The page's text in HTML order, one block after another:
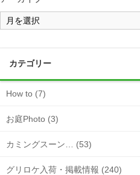
カテゴリー
How to (7)
お庭Photo (3)
カミングスーン… (53)
グリロケ入荷・掲載情報 (240)